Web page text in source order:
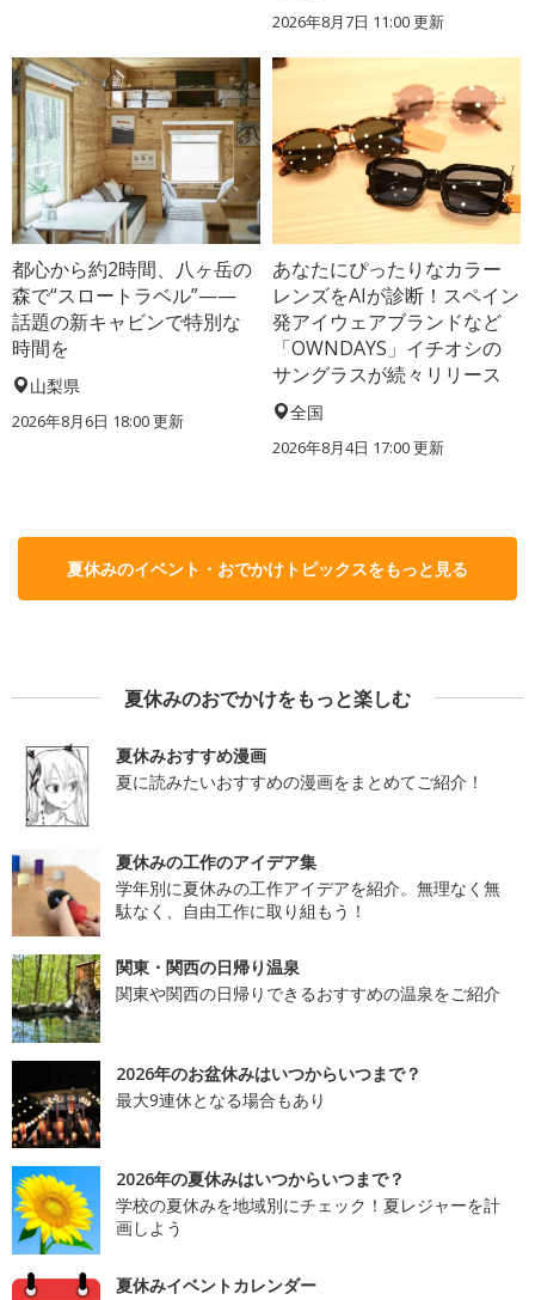
2026年8月7日 11:00更新
都心から約2時間、八ヶ岳の
森で“スロートラベル”——
話題の新キャビンで特別な
時間を
山梨県
2026年8月6日 18:00更新
あなたにぴったりなカラー
レンズをAIが診断！スペイン
発アイウェアブランドなど
「OWNDAYS」イチオシの
サングラスが続々リリース
全国
2026年8月4日 17:00更新
夏休みのイベント・おでかけトピックスをもっと見る
夏休みのおでかけをもっと楽しむ
夏休みおすすめ漫画
夏に読みたいおすすめの漫画をまとめてご紹介！
夏休みの工作のアイデア集
学年別に夏休みの工作アイデアを紹介。無理なく無
駄なく、自由工作に取り組もう！
関東・関西の日帰り温泉
関東や関西の日帰りできるおすすめの温泉をご紹介
2026年のお盆休みはいつからいつまで？
最大9連休となる場合もあり
2026年の夏休みはいつからいつまで？
学校の夏休みを地域別にチェック！夏レジャーを計
画しよう
夏休みイベントカレンダー